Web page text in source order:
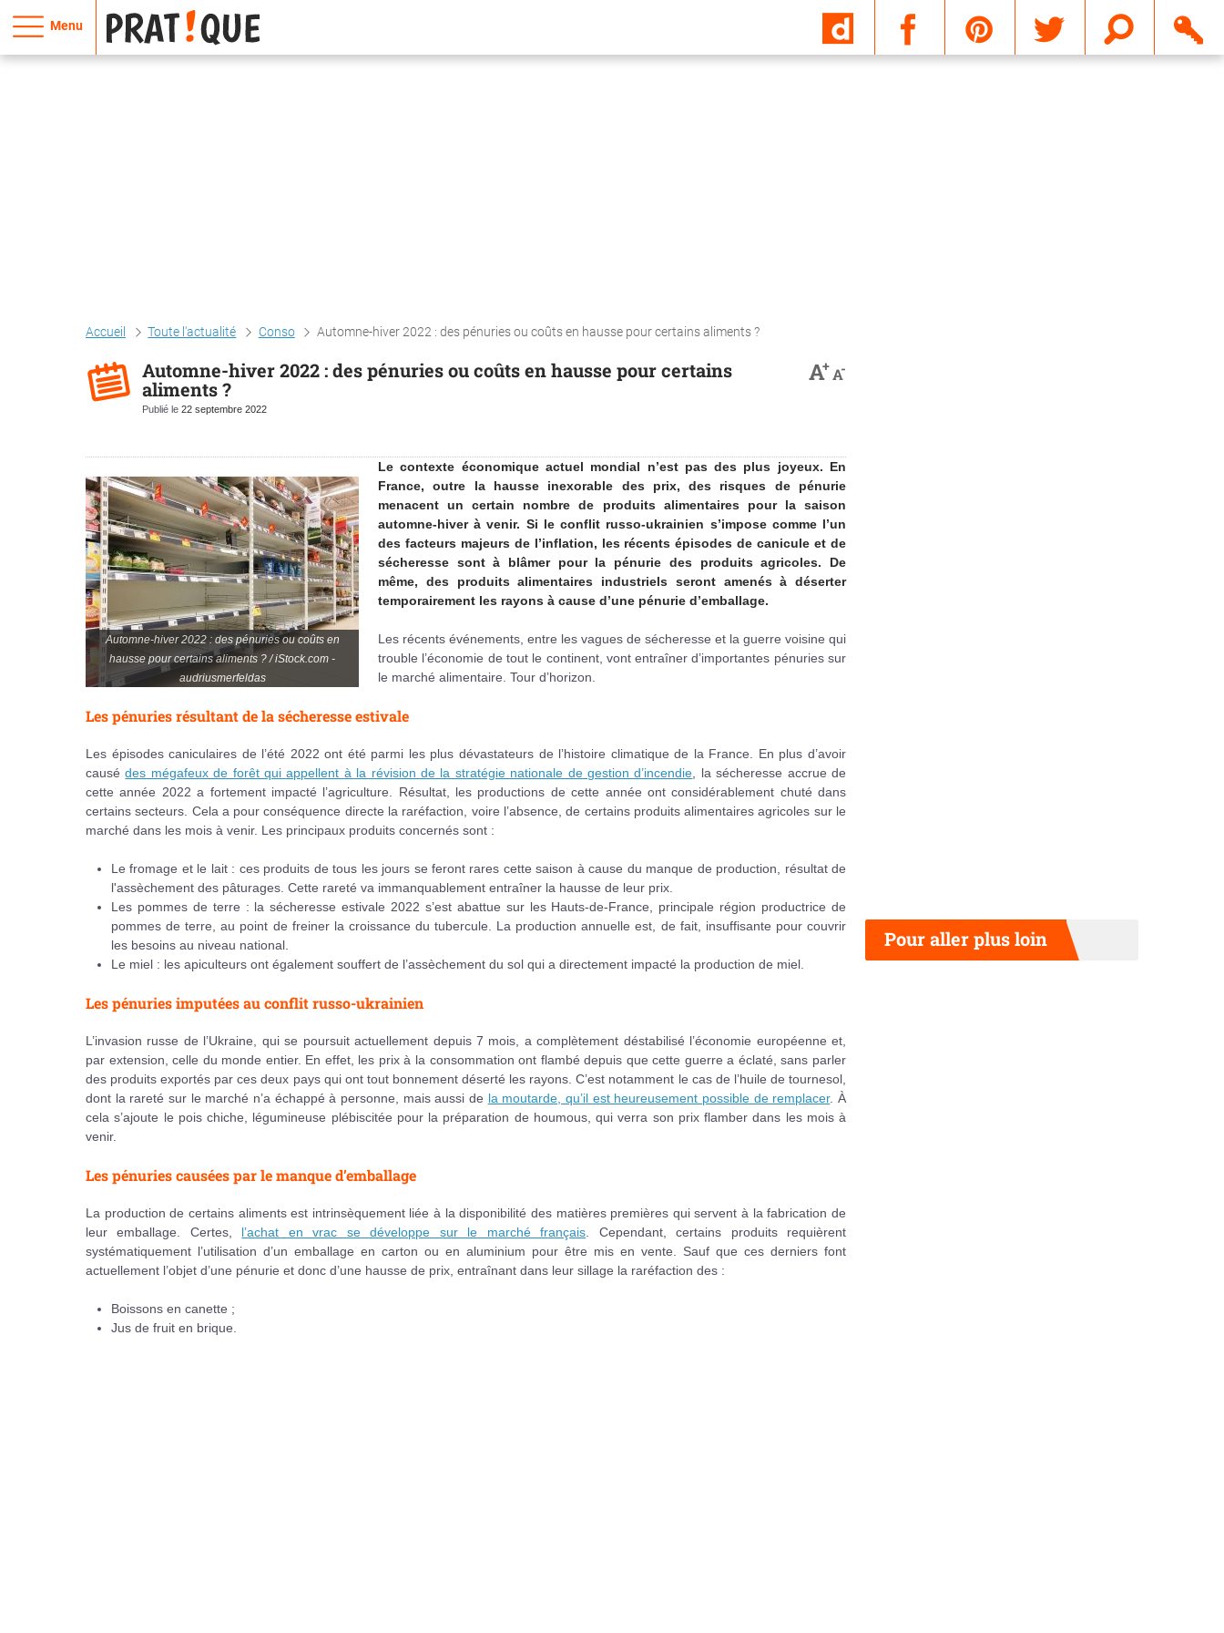
Menu
Accueil Toute l'actualité Conso Automne-hiver 2022 : des pénuries ou coûts en hausse pour certains aliments ?
Automne-hiver 2022 : des pénuries ou coûts en hausse pour certains
aliments ?
Publié le 22 septembre 2022
A+A-
Automne-hiver 2022 : des pénuries ou coûts en
hausse pour certains aliments ? / iStock.com -
audriusmerfeldas
Le contexte économique actuel mondial n’est pas des plus joyeux. En
France, outre la hausse inexorable des prix, des risques de pénurie
menacent un certain nombre de produits alimentaires pour la saison
automne-hiver à venir. Si le conflit russo-ukrainien s’impose comme l’un
des facteurs majeurs de l’inflation, les récents épisodes de canicule et de
sécheresse sont à blâmer pour la pénurie des produits agricoles. De
même, des produits alimentaires industriels seront amenés à déserter
temporairement les rayons à cause d’une pénurie d’emballage.
Les récents événements, entre les vagues de sécheresse et la guerre voisine qui
trouble l’économie de tout le continent, vont entraîner d’importantes pénuries sur
le marché alimentaire. Tour d’horizon.
Les pénuries résultant de la sécheresse estivale
Les épisodes caniculaires de l’été 2022 ont été parmi les plus dévastateurs de l’histoire climatique de la France. En plus d’avoir
causédes mégafeux de forêt qui appellent à la révision de la stratégie nationale de gestion d’incendie , la sécheresse accrue de
cette année 2022 a fortement impacté l’agriculture. Résultat, les productions de cette année ont considérablement chuté dans
certains secteurs. Cela a pour conséquence directe la raréfaction, voire l’absence, de certains produits alimentaires agricoles sur le
marché dans les mois à venir. Les principaux produits concernés sont :
Le fromage et le lait : ces produits de tous les jours se feront rares cette saison à cause du manque de production, résultat de
l'assèchement des pâturages. Cette rareté va immanquablement entraîner la hausse de leur prix.
Les pommes de terre : la sécheresse estivale 2022 s’est abattue sur les Hauts-de-France, principale région productrice de
pommes de terre, au point de freiner la croissance du tubercule. La production annuelle est, de fait, insuffisante pour couvrir
les besoins au niveau national.
Le miel : les apiculteurs ont également souffert de l’assèchement du sol qui a directement impacté la production de miel.
Les pénuries imputées au conflit russo-ukrainien
L’invasion russe de l’Ukraine, qui se poursuit actuellement depuis 7 mois, a complètement déstabilisé l’économie européenne et,
par extension, celle du monde entier. En effet, les prix à la consommation ont flambé depuis que cette guerre a éclaté, sans parler
des produits exportés par ces deux pays qui ont tout bonnement déserté les rayons. C’est notamment le cas de l’huile de tournesol,
dont la rareté sur le marché n’a échappé à personne, mais aussi de la moutarde, qu’il est heureusement possible de remplacer. À
cela s’ajoute le pois chiche, légumineuse plébiscitée pour la préparation de houmous, qui verra son prix flamber dans les mois à
venir.
Les pénuries causées par le manque d’emballage
La production de certains aliments est intrinsèquement liée à la disponibilité des matières premières qui servent à la fabrication de
leur emballage. Certes, l’achat en vrac se développe sur le marché français . Cependant, certains produits requièrent
systématiquement l’utilisation d’un emballage en carton ou en aluminium pour être mis en vente. Sauf que ces derniers font
actuellement l’objet d’une pénurie et donc d’une hausse de prix, entraînant dans leur sillage la raréfaction des :
Boissons en canette ;
Jus de fruit en brique.
Pour aller plus loin